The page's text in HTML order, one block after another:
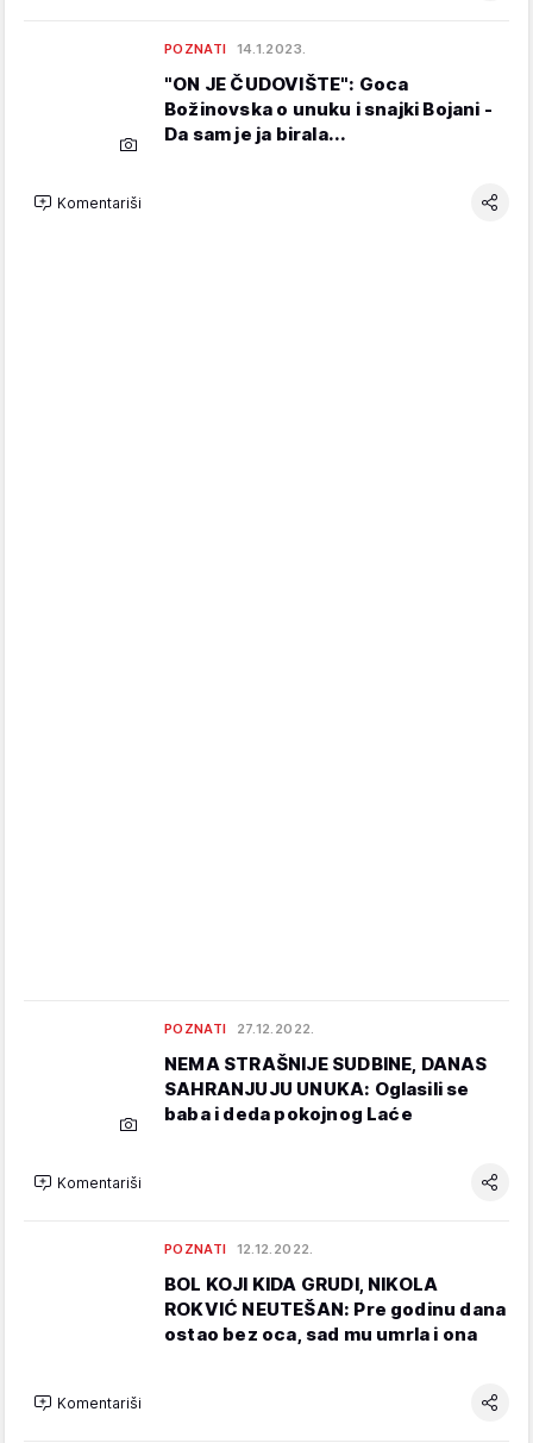
POZNATI 14.1.2023.
"ON JE ČUDOVIŠTE": Goca
Božinovska o unuku i snajki Bojani -
Da sam je ja birala...
Komentariši
POZNATI 27.12.2022.
NEMA STRAŠNIJE SUDBINE, DANAS
SAHRANJUJU UNUKA: Oglasili se
baba i deda pokojnog Laće
Komentariši
POZNATI 12.12.2022.
BOL KOJI KIDA GRUDI, NIKOLA
ROKVIĆ NEUTEŠAN: Pre godinu dana
ostao bez oca, sad mu umrla i ona
Komentariši